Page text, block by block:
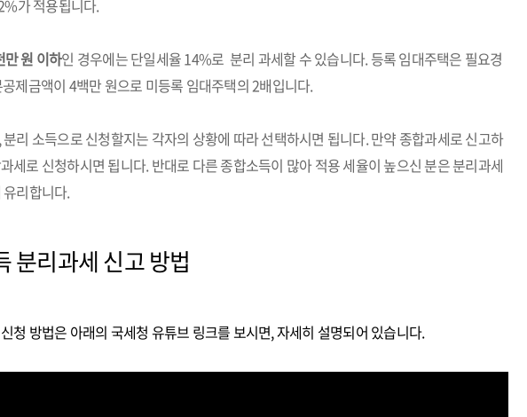
가 적용됩니다.
원 이하인 경우에는 단일세율 14%로 분리 과세할 수 있습니다. 등록 임대주택은 필요경
제금액이 4백만 원으로 미등록 임대주택의 2배입니다.
리 소득으로 신청할지는 각자의 상황에 따라 선택하시면 됩니다. 만약 종합과세로 신고하
세로 신청하시면 됩니다. 반대로 다른 종합소득이 많아 적용 세율이 높으신 분은 분리과세
리합니다.
분리과세 신고 방법
청 방법은 아래의 국세청 유튜브 링크를 보시면, 자세히 설명되어 있습니다.